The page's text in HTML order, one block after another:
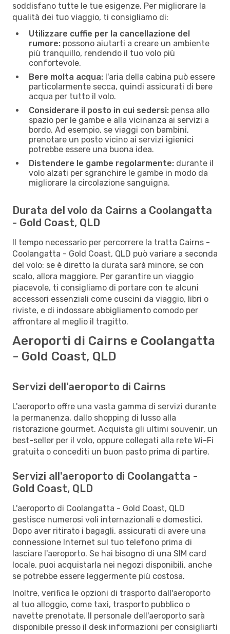
soddisfano tutte le tue esigenze. Per migliorare la
qualità dei tuo viaggio, ti consigliamo di:
Utilizzare cuffie per la cancellazione del
rumore: possono aiutarti a creare un ambiente
più tranquillo, rendendo il tuo volo più
confortevole.
Bere molta acqua: l'aria della cabina può essere
particolarmente secca, quindi assicurati di bere
acqua per tutto il volo.
Considerare il posto in cui sedersi: pensa allo
spazio per le gambe e alla vicinanza ai servizi a
bordo. Ad esempio, se viaggi con bambini,
prenotare un posto vicino ai servizi igienici
potrebbe essere una buona idea.
Distendere le gambe regolarmente: durante il
volo alzati per sgranchire le gambe in modo da
migliorare la circolazione sanguigna.
Durata del volo da Cairns a Coolangatta
- Gold Coast, QLD
Il tempo necessario per percorrere la tratta Cairns -
Coolangatta - Gold Coast, QLD può variare a seconda
del volo: se è diretto la durata sarà minore, se con
scalo, allora maggiore. Per garantire un viaggio
piacevole, ti consigliamo di portare con te alcuni
accessori essenziali come cuscini da viaggio, libri o
riviste, e di indossare abbigliamento comodo per
affrontare al meglio il tragitto.
Aeroporti di Cairns e Coolangatta
- Gold Coast, QLD
Servizi dell'aeroporto di Cairns
L'aeroporto offre una vasta gamma di servizi durante
la permanenza, dallo shopping di lusso alla
ristorazione gourmet. Acquista gli ultimi souvenir, un
best-seller per il volo, oppure collegati alla rete Wi-Fi
gratuita o concediti un buon pasto prima di partire.
Servizi all'aeroporto di Coolangatta -
Gold Coast, QLD
L'aeroporto di Coolangatta - Gold Coast, QLD
gestisce numerosi voli internazionali e domestici.
Dopo aver ritirato i bagagli, assicurati di avere una
connessione Internet sul tuo telefono prima di
lasciare l'aeroporto. Se hai bisogno di una SIM card
locale, puoi acquistarla nei negozi disponibili, anche
se potrebbe essere leggermente più costosa.
Inoltre, verifica le opzioni di trasporto dall'aeroporto
al tuo alloggio, come taxi, trasporto pubblico o
navette prenotate. Il personale dell'aeroporto sarà
disponibile presso il desk informazioni per consigliarti